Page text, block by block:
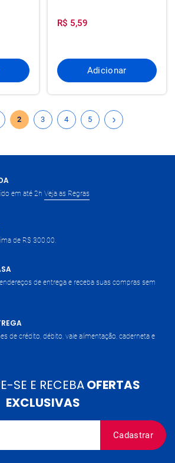
R$ 5,59
Adicionar
2 3 4 5
em até 2h Veja as Regras
de R$ 300,00.
de entrega e receba suas compras sem
de crédito, débito, vale alimentação, caderneta e
SE E RECEBAOFERTAS
EXCLUSIVAS
Cadastrar